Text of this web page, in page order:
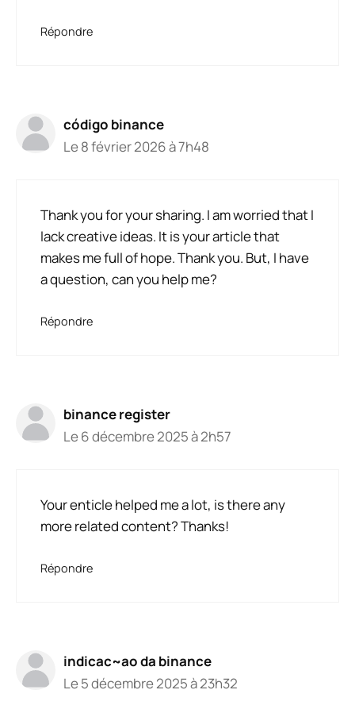
Répondre
código binance
Le 8 février 2026 à 7h48
Thank you for your sharing. I am worried that I
lack creative ideas. It is your article that
makes me full of hope. Thank you. But, I have
a question, can you help me?
Répondre
binance register
Le 6 décembre 2025 à 2h57
Your enticle helped me a lot, is there any
more related content? Thanks!
Répondre
indicac~ao da binance
Le 5 décembre 2025 à 23h32